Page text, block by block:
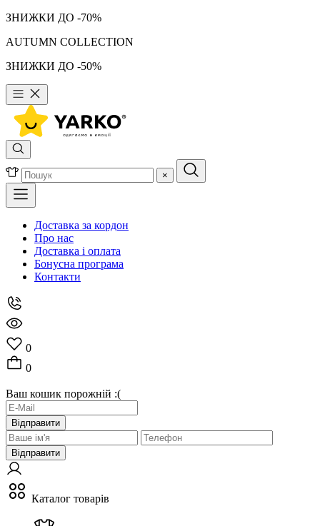
ЗНИЖКИ ДО -70%
AUTUMN COLLECTION
ЗНИЖКИ ДО -50%
×
Доставка за кордон
Про нас
Доставка і оплата
Бонусна програма
Контакти
0
0
Ваш кошик порожній :(
Відправити
Відправити
Каталог товарів